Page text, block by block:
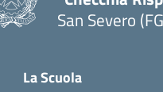
San Severo
La Scuola